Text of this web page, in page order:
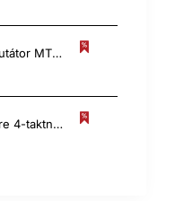
Elektrický vertikutátor MTD SMART 30 VE
Motorový olej pre 4-taktné motory Arnold SAE30, 1,0 L